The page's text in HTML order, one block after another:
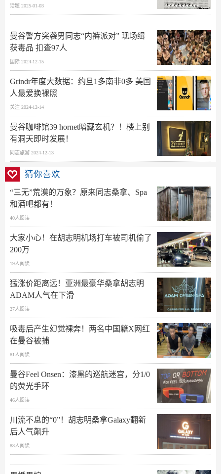
话题 2025-01-03
曼谷警方突袭男同志“内裤派对” 现场缉
获毒品 扣查97人
国际 2024-12-15
Grindr年度大数据：约旦1多南非0多 美国
人最爱换裸照
关注 2024-12-14
曼谷咖啡馆39 hornet暗藏玄机？！楼上别
有洞天即时发展！
同志旅游 2024-12-13
猜你喜欢
“三无”荒漠的万象？原来同志桑拿、Spa
和酒吧都有！
40人阅读
大家小心！在胡志明机场打车被司机偷了
200万
19人阅读
猛涨价距离远！亚洲最豪华桑拿胡志明
ADAM人气在下滑
27人阅读
吸毒后产生幻觉裸奔！两名中国籍X网红
在曼谷被捕
81人阅读
曼谷Feel Onsen：漆黑的巡航迷宫，分1/0
的荧光手环
46人阅读
川流不息的“0”！胡志明桑拿Galaxy翻新
后人气飙升
88人阅读